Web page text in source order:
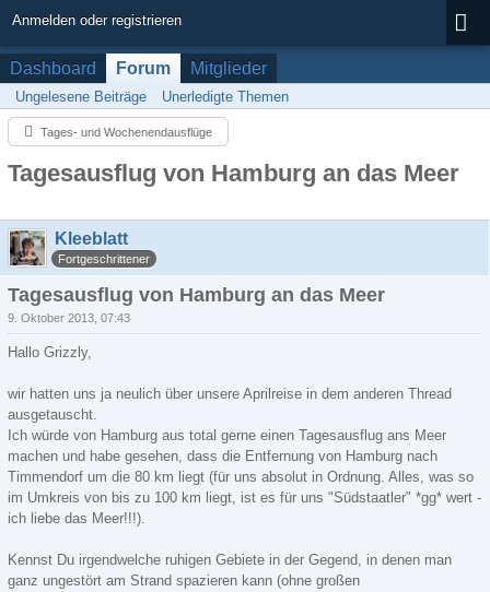
Anmelden oder registrieren
Dashboard Forum Mitglieder
Ungelesene Beiträge Unerledigte Themen
Tages- und Wochenendausflüge
Tagesausflug von Hamburg an das Meer
Kleeblatt
Fortgeschrittener
Tagesausflug von Hamburg an das Meer
9. Oktober 2013, 07:43
Hallo Grizzly,
wir hatten uns ja neulich über unsere Aprilreise in dem anderen Thread
ausgetauscht.
Ich würde von Hamburg aus total gerne einen Tagesausflug ans Meer
machen und habe gesehen, dass die Entfernung von Hamburg nach
Timmendorf um die 80 km liegt (für uns absolut in Ordnung. Alles, was so
im Umkreis von bis zu 100 km liegt, ist es für uns "Südstaatler" *gg* wert -
ich liebe das Meer!!!).
Kennst Du irgendwelche ruhigen Gebiete in der Gegend, in denen man
ganz ungestört am Strand spazieren kann (ohne großen